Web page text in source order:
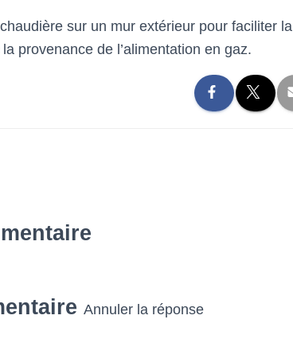
sur un mur extérieur pour faciliter la
provenance de l’alimentation en gaz.
Annuler la réponse